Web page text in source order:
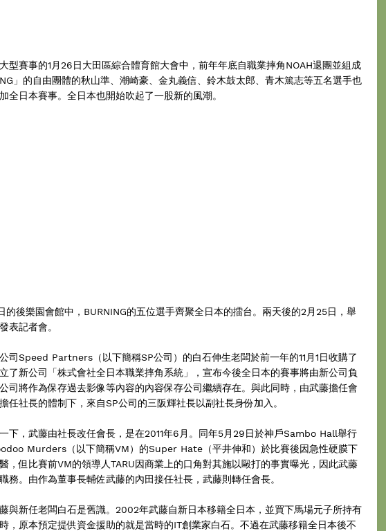
型賽事的1月26日大田區綜合體育館大會中，前年年底自職業摔角NOAH退團並組成
」的自由團體的秋山準、潮崎豪、金丸義信、鈴木鼓太郎、青木篤志等五名選手也
全日本賽事。全日本也開始吹起了一股新的風潮。
的後樂園會館中，BURNING的五位選手齊聚全日本的擂台。兩天後的2月25日，舉
表記者會。
司Speed Partners（以下簡稱SP公司）的白石伸生老闆於前一年的11月1日收購了
了新公司「株式會社全日本職業摔角系統」，宣布今後全日本的賽事將由新公司負
司將作為保存過去影像等內容的內容保存公司繼續存在。與此同時，由武藤擔任會
任社長的體制下，來自SP公司的三阪輝社長以副社長身份加入。
下，武藤由社長改任會長，是在2011年6月。同年5月29日於神戶Sambo Hall舉行
Murders（以下簡稱VM）的Super Hate（平井伸和）於比賽後因急性硬膜下
，但比賽前VM的領導人TARU因商業上的口角對其施以毆打的事實曝光，因此武藤
務。由作為董事長輔佐武藤的內田接任社長，武藤則轉任會長。
與新任老闆白石是舊識。2002年武藤自新日本移籍全日本，並買下馬場元子所持有
，原本預定提供資金援助的就是當時的IT創業家白石。不過在武藤移籍全日本後不